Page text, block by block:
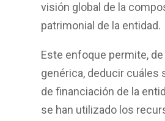
visión global de la
patrimonial de la entidad.
Este enfoque permite,
genérica, deducir cuáles
de financiación de la
se han utilizado los